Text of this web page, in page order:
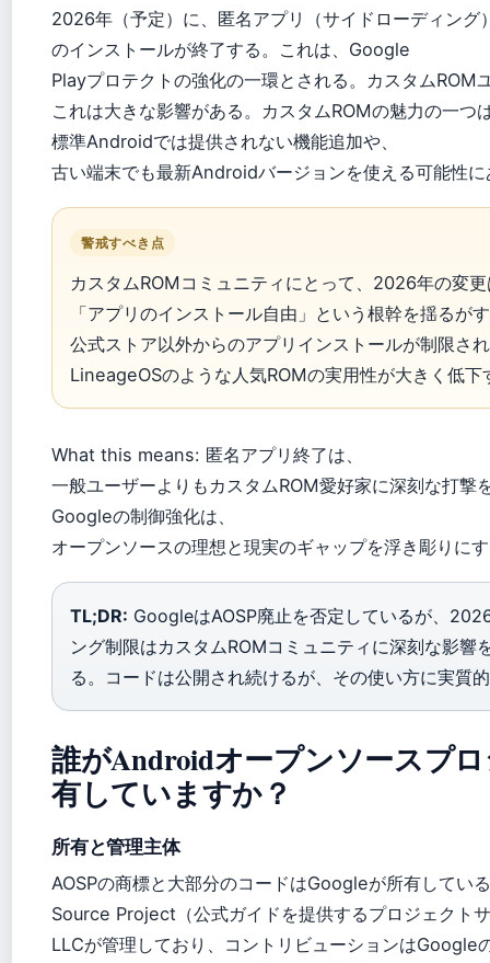
2026年（予定）に、匿名アプリ（サイドローディング
のインストールが終了する。これは、Google
Playプロテクトの強化の一環とされる。カスタムROM
これは大きな影響がある。カスタムROMの魅力の一つ
標準Androidでは提供されない機能追加や、
古い端末でも最新Androidバージョンを使える可能性
警戒すべき点
カスタムROMコミュニティにとって、2026年の変
「アプリのインストール自由」という根幹を揺るが
公式ストア以外からのアプリインストールが制限さ
LineageOSのような人気ROMの実用性が大きく低下
What this means: 匿名アプリ終了は、
一般ユーザーよりもカスタムROM愛好家に深刻な打撃
Googleの制御強化は、
オープンソースの理想と現実のギャップを浮き彫りに
TL;DR: GoogleはAOSP廃止を否定しているが、
ング制限はカスタムROMコミュニティに深刻な影響
る。コードは公開され続けるが、その使い方に実質
誰がAndroidオープンソースプ
有していますか？
所有と管理主体
AOSPの商標と大部分のコードはGoogleが所有してい
Source Project（公式ガイドを提供するプロジェクト
LLCが管理しており、コントリビューションは